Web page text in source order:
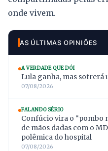
onde vivem.
AS ÚLTIMAS OPINIÕES
A VERDADE QUE DÓI
Lula ganha, mas sofrerá
07/08/2026
FALANDO SÉRIO
Confúcio vira o “pombo
de mãos dadas com o
polêmica do hospital
07/08/2026